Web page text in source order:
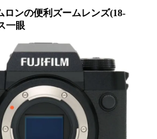
ンの便利ズームレンズ(18-
一眼